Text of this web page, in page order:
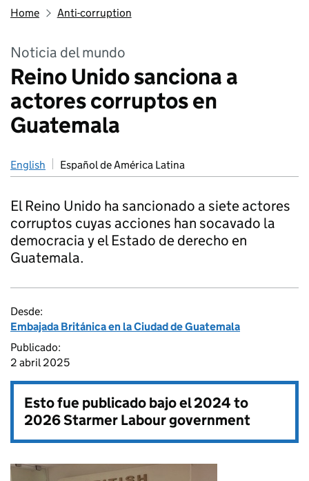
Home Anti-corruption
Noticia del mundo
Reino Unido sanciona a
actores corruptos en
Guatemala
English Español de América Latina
El Reino Unido ha sancionado a siete actores
corruptos cuyas acciones han socavado la
democracia y el Estado de derecho en
Guatemala.
Desde:
Embajada Británica en la Ciudad de Guatemala
Publicado:
2 abril 2025
Esto fue publicado bajo el2024 to
2026 Starmer Labour government